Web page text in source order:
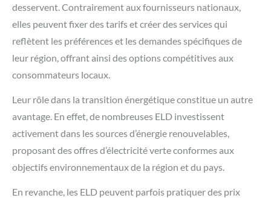
desservent. Contrairement aux fournisseurs nationaux,
elles peuvent fixer des tarifs et créer des services qui
reflètent les préférences et les demandes spécifiques de
leur région, offrant ainsi des options compétitives aux
consommateurs locaux.
Leur rôle dans la transition énergétique constitue un autre
avantage. En effet, de nombreuses ELD investissent
activement dans les sources d’énergie renouvelables,
proposant des offres d’électricité verte conformes aux
objectifs environnementaux de la région et du pays.
En revanche, les ELD peuvent parfois pratiquer des prix